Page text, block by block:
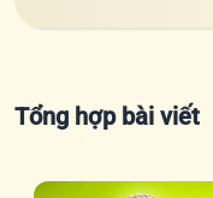
Tổng hợp bài viết